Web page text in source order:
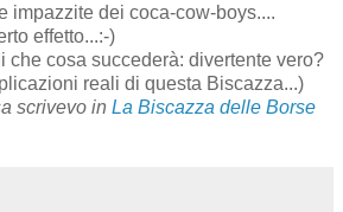
impazzite dei coca-cow-boys....
effetto...:-)
che cosa succederà: divertente vero?
reali di questa Biscazza...)
scrivevo in La Biscazza delle Borse